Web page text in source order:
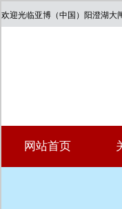
欢迎光临亚博（中国）阳澄湖大
网站首页